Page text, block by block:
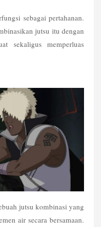
sebagai pertahanan.
jutsu itu dengan
sekaligus memperluas
jutsu kombinasi yang
air secara bersamaan.